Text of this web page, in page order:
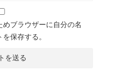
ブラウザーに自分の名
保存する。